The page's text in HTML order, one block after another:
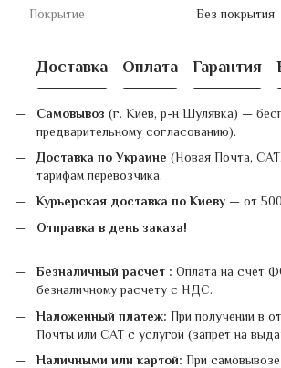
Покрытие Без покрытия
Доставка Оплата Гарантия
Самовывоз (г. Киев, р-н Шулявка) —
предварительному согласованию).
Доставка по Украине (Новая Почта,
тарифам перевозчика.
Курьерская доставка по Киеву — от
Отправка в день заказа!
Безналичный расчет : Оплата на счет
безналичному расчету с НДС.
Наложенный платеж: При получении в
Почты или САТ с услугой (запрет на
Наличными или картой: При